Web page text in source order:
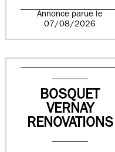
Annonce parue le
07/08/2026
BOSQUET
VERNAY
RENOVATIONS